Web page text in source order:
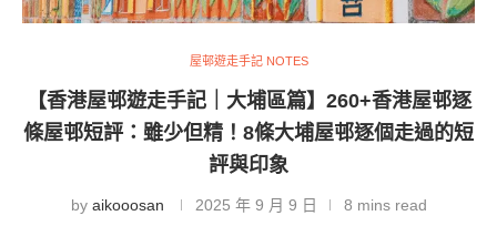
屋邨遊走手記 NOTES
【香港屋邨遊走手記｜大埔區篇】260+香港屋邨逐
條屋邨短評：雖少但精！8條大埔屋邨逐個走過的短
評與印象
by aikooosan 2025 年 9 月 9 日 8 mins read